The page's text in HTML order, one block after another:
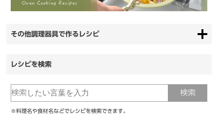
その他調理器具で作るレシピ
レシピを検索
※料理名や食材名などでレシピを検索できます。